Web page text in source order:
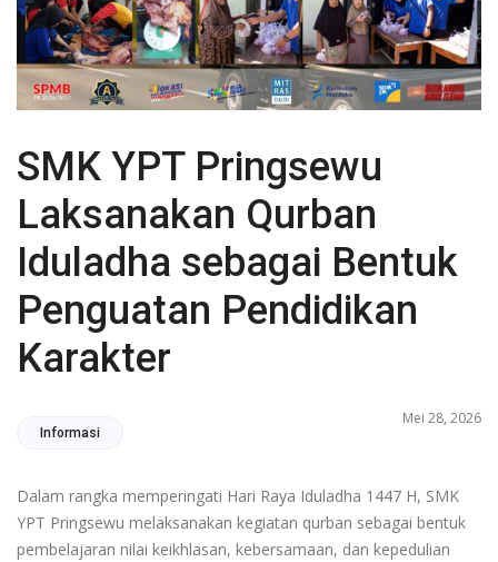
SMK YPT Pringsewu
Laksanakan Qurban
Iduladha sebagai Bentuk
Penguatan Pendidikan
Karakter
Informasi
Mei 28, 2026
Dalam rangka memperingati Hari Raya Iduladha 1447 H, SMK
YPT Pringsewu melaksanakan kegiatan qurban sebagai bentuk
pembelajaran nilai keikhlasan, kebersamaan, dan kepedulian